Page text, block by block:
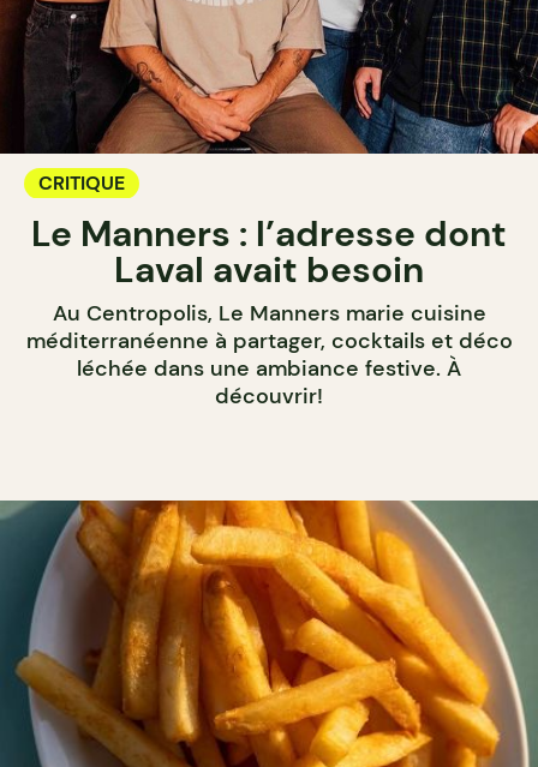
CRITIQUE
Le Manners : l’adresse dont
Laval avait besoin
Au Centropolis, Le Manners marie cuisine
méditerranéenne à partager, cocktails et déco
léchée dans une ambiance festive. À
découvrir!